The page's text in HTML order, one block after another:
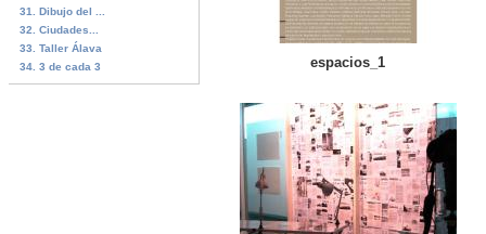
31. Dibujo del ...
32. Ciudades...
33. Taller Álava
34. 3 de cada 3
espacios_1